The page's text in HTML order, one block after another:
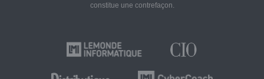
constitue une contrefaçon.